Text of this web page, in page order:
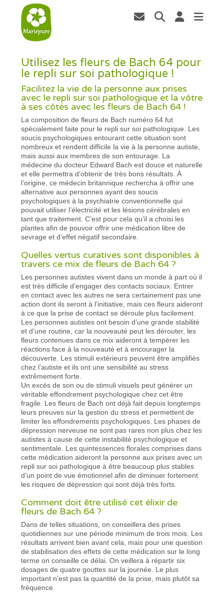
Utilisez les fleurs de Bach 64 pour
le repli sur soi pathologique !
Facilitez la vie de la personne aux prises
avec le repli sur soi pathologique et la vôtre
à ses côtés avec les fleurs de Bach 64 !
La composition de fleurs de Bach numéro 64 fut
spécialement faite pour le repli sur soi pathologique. Les
soucis psychologiques entourant cette situation sont
nombreux et rendent difficile la vie à la personne autiste,
mais aussi aux membres de son entourage. La
médecine du docteur Edward Bach est douce et naturelle
et elle permettra d’obtenir de très bons résultats. À
l’origine, ce médecin britannique rechercha à offrir une
alternative aux personnes ayant des soucis
psychologiques à la psychiatrie conventionnelle qui
pouvait utiliser l’électricité et les lésions cérébrales en
tant que traitement. C’est pour cela qu’il a choisi les
plantes afin de pouvoir offrir une médication libre de
sevrage et d’effet négatif secondaire.
Quelles vertus curatives sont disponibles à
travers ce mix de fleurs de Bach 64 ?
Les personnes autistes vivent dans un monde à part où il
est très difficile d’engager des contacts sociaux. Entrer
en contact avec les autres ne sera certainement pas une
action dont ils seront à l’initiative, mais ces fleurs aideront
à ce que la prise de contact se déroule plus facilement.
Les personnes autistes ont besoin d’une grande stabilité
et d’une routine, car la nouveauté peut les dérouter, les
fleurs contenues dans ce mix aideront à tempérer les
réactions face à la nouveauté et à encourager la
découverte. Les stimuli extérieurs peuvent être amplifiés
chez l’autiste et ils ont une sensibilité au stress
extrêmement forte.
Un excès de son ou de stimuli visuels peut générer un
véritable effondrement psychologique chez cet être
fragile. Les fleurs de Bach ont déjà fait depuis longtemps
leurs preuves sur la gestion du stress et permettent de
limiter les effondrements psychologiques. Les phases de
dépression nerveuse ne sont pas rares non plus chez les
autistes à cause de cette instabilité psychologique et
sentimentale. Les quintessences florales comprises dans
cette médication aideront la personne aux prises avec un
repli sur soi pathologique à être beaucoup plus stables
d’un point de vue émotionnel afin de diminuer fortement
les risques de dépression qui sont déjà très forts.
Comment doit être utilisé cet élixir de
fleurs de Bach 64 ?
Dans de telles situations, on conseillera des prises
quotidiennes sur une période minimum de trois mois. Les
résultats arrivent bien avant cela, mais pour une question
de stabilisation des effets de cette médication sur le long
terme on conseille ce délai. On veillera à répartir six
dosages de quatre gouttes sur la journée. Le plus
important n’est pas la quantité de la prise, mais plutôt sa
fréquence.